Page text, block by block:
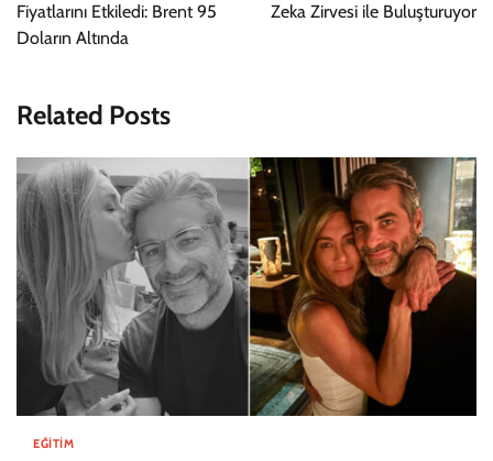
Fiyatlarını Etkiledi: Brent 95
Doların Altında
Zeka Zirvesi ile Buluşturuyor
Related Posts
EĞITIM